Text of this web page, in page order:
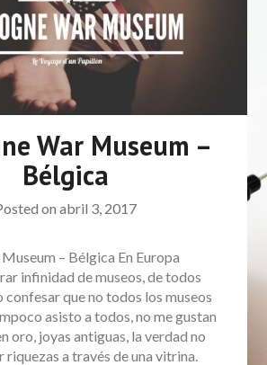
War Museum –
Bélgica
on abril 3, 2017
– Bélgica En Europa
infinidad de museos, de todos
confesar que no todos los museos
asisto a todos, no me gustan
oro, joyas antiguas, la verdad no
riquezas a través de una vitrina.